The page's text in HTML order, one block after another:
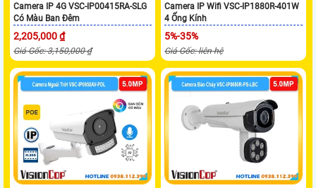
Camera IP 4G VSC-IP00415RA-SLG
Có Màu Ban Đêm
2,205,000 ₫
Giá Gốc: 3,150,000 ₫
Camera IP Wifi VSC-IP1880R-401W
4 Ống Kính
5%-35%
Giá Gốc: liên hệ